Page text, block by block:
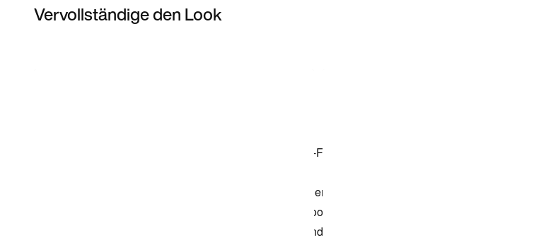
Vervollständige den Look